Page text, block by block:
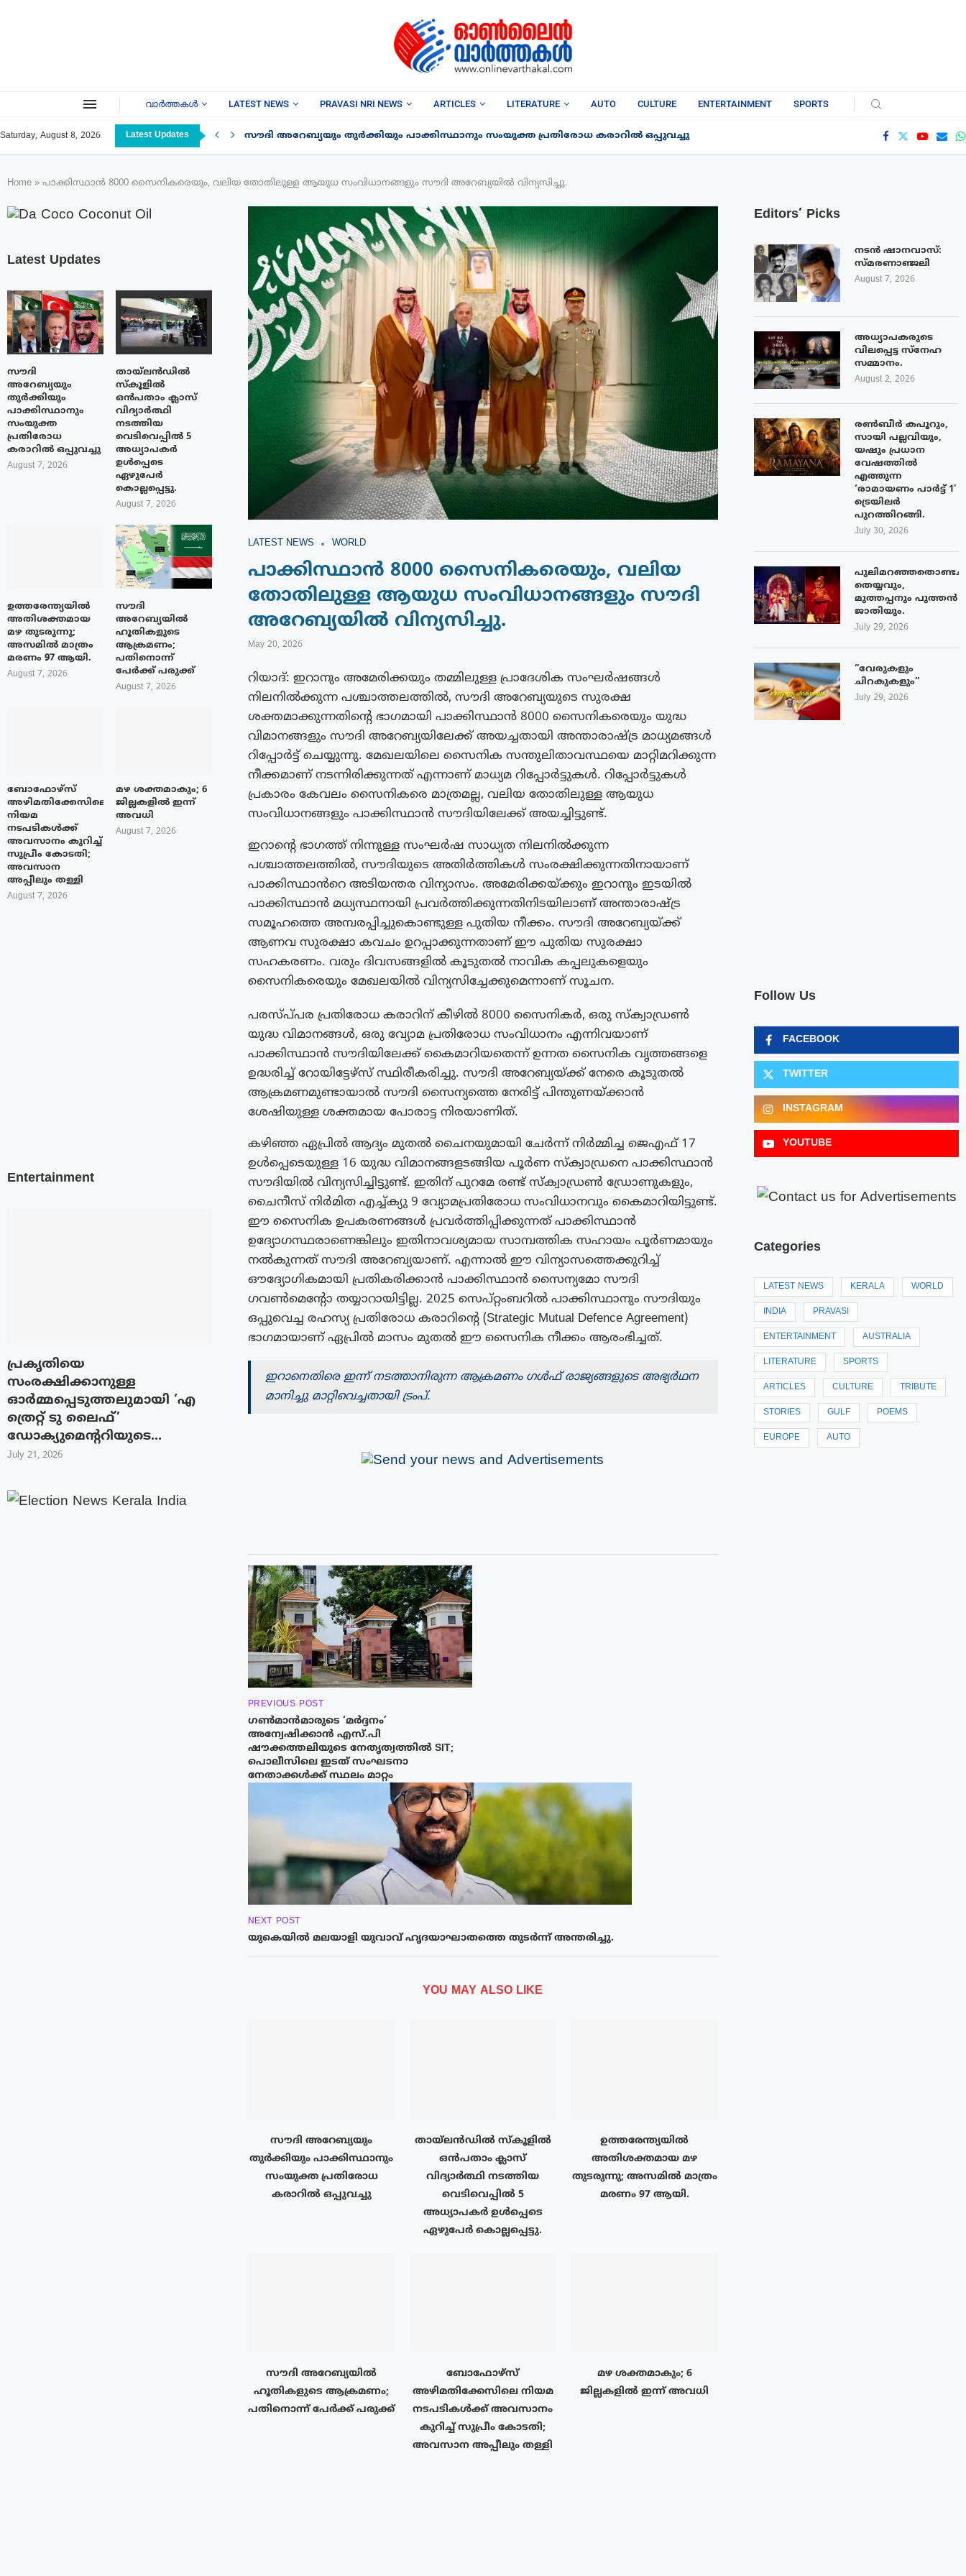
വാർത്തകൾ LATEST NEWS PRAVASI NRI NEWS ARTICLES LITERATURE AUTO CULTURE ENTERTAINMENT SPORTS
Saturday, August 8, 2026 Latest Updates സൗദി അറേബ്യയും തുർക്കിയും പാക്കിസ്ഥാനും സംയുക്ത പ്രതിരോധ കരാറിൽ ഒപ്പുവച്ചു
Home » പാക്കിസ്ഥാൻ 8000 സൈനികരെയും, വലിയ തോതിലുള്ള ആയുധ സംവിധാനങ്ങളും സൗദി അറേബ്യയിൽ വിന്യസിച്ചു.
LATEST NEWS WORLD
പാക്കിസ്ഥാൻ 8000 സൈനികരെയും, വലിയ
തോതിലുള്ള ആയുധ സംവിധാനങ്ങളും സൗദി
അറേബ്യയിൽ വിന്യസിച്ചു.
May 20, 2026
റിയാദ്: ഇറാനും അമേരിക്കയും തമ്മിലുള്ള പ്രാദേശിക സംഘർഷങ്ങൾ
നിലനിൽക്കുന്ന പശ്ചാത്തലത്തിൽ, സൗദി അറേബ്യയുടെ സുരക്ഷ
ശക്തമാക്കുന്നതിന്റെ ഭാഗമായി പാക്കിസ്ഥാൻ 8000 സൈനികരെയും യുദ്ധ
വിമാനങ്ങളും സൗദി അറേബ്യയിലേക്ക് അയച്ചതായി അന്താരാഷ്ട്ര മാധ്യമങ്ങൾ
റിപ്പോർട്ട് ചെയ്യുന്നു. മേഖലയിലെ സൈനിക സന്തുലിതാവസ്ഥയെ മാറ്റിമറിക്കുന്ന
നീക്കമാണ് നടന്നിരിക്കുന്നത് എന്നാണ് മാധ്യമ റിപ്പോർട്ടുകൾ. റിപ്പോർട്ടുകൾ
പ്രകാരം കേവലം സൈനികരെ മാത്രമല്ല, വലിയ തോതിലുള്ള ആയുധ
സംവിധാനങ്ങളും പാക്കിസ്ഥാൻ സൗദിയിലേക്ക് അയച്ചിട്ടുണ്ട്.
ഇറാന്റെ ഭാഗത്ത് നിന്നുള്ള സംഘർഷ സാധ്യത നിലനിൽക്കുന്ന
പശ്ചാത്തലത്തിൽ, സൗദിയുടെ അതിർത്തികൾ സംരക്ഷിക്കുന്നതിനായാണ്
പാക്കിസ്ഥാൻറെ അടിയന്തര വിന്യാസം. അമേരിക്കയ്ക്കും ഇറാനും ഇടയിൽ
പാക്കിസ്ഥാൻ മധ്യസ്ഥനായി പ്രവർത്തിക്കുന്നതിനിടയിലാണ് അന്താരാഷ്ട്ര
സമൂഹത്തെ അമ്പരപ്പിച്ചുകൊണ്ടുള്ള പുതിയ നീക്കം. സൗദി അറേബ്യയ്ക്ക്
ആണവ സുരക്ഷാ കവചം ഉറപ്പാക്കുന്നതാണ് ഈ പുതിയ സുരക്ഷാ
സഹകരണം. വരും ദിവസങ്ങളിൽ കൂടുതൽ നാവിക കപ്പലുകളെയും
സൈനികരെയും മേഖലയിൽ വിന്യസിച്ചേക്കുമെന്നാണ് സൂചന.
പരസ്പ്‌പര പ്രതിരോധ കരാറിന് കീഴിൽ 8000 സൈനികർ, ഒരു സ്‌ക്വാഡ്രൺ
യുദ്ധ വിമാനങ്ങൾ, ഒരു വ്യോമ പ്രതിരോധ സംവിധാനം എന്നിവയാണ്
പാക്കിസ്ഥാൻ സൗദിയിലേക്ക് കൈമാറിയതെന്ന് ഉന്നത സൈനിക വൃത്തങ്ങളെ
ഉദ്ധരിച്ച് റോയിട്ടേഴ്‌സ് സ്ഥിരീകരിച്ചു. സൗദി അറേബ്യയ്ക്ക് നേരെ കൂടുതൽ
ആക്രമണമുണ്ടായാൽ സൗദി സൈന്യത്തെ നേരിട്ട് പിന്തുണയ്ക്കാൻ
ശേഷിയുള്ള ശക്തമായ പോരാട്ട നിരയാണിത്.
കഴിഞ്ഞ ഏപ്രിൽ ആദ്യം മുതൽ ചൈനയുമായി ചേർന്ന് നിർമ്മിച്ച ജെഎഫ് 17
ഉൾപ്പെടെയുള്ള 16 യുദ്ധ വിമാനങ്ങളടങ്ങിയ പൂർണ സ്‌ക്വാഡ്രനെ പാക്കിസ്ഥാൻ
സൗദിയിൽ വിന്യസിച്ചിട്ടുണ്ട്. ഇതിന് പുറമേ രണ്ട് സ്ക്വാഡ്രൺ ഡ്രോണുകളും,
ചൈനീസ് നിർമിത എച്ച്ക്യു 9 വ്യോമപ്രതിരോധ സംവിധാനവും കൈമാറിയിട്ടുണ്ട്.
ഈ സൈനിക ഉപകരണങ്ങൾ പ്രവർത്തിപ്പിക്കുന്നത് പാക്കിസ്ഥാൻ
ഉദ്യോഗസ്ഥരാണെങ്കിലും ഇതിനാവശ്യമായ സാമ്പത്തിക സഹായം പൂർണമായും
നൽകുന്നത് സൗദി അറേബ്യയാണ്. എന്നാൽ ഈ വിന്യാസത്തെക്കുറിച്ച്
ഔദ്യോഗികമായി പ്രതികരിക്കാൻ പാക്കിസ്ഥാൻ സൈന്യമോ സൗദി
ഗവൺമെന്റോ തയ്യാറായിട്ടില്ല. 2025 സെപ്റ്റംബറിൽ പാക്കിസ്ഥാനും സൗദിയും
ഒപ്പുവെച്ച രഹസ്യ പ്രതിരോധ കരാറിന്റെ (Strategic Mutual Defence Agreement)
ഭാഗമായാണ് ഏപ്രിൽ മാസം മുതൽ ഈ സൈനിക നീക്കം ആരംഭിച്ചത്.
ഇറാനെതിരെ ഇന്ന് നടത്താനിരുന്ന ആക്രമണം ഗൾഫ് രാജ്യങ്ങളുടെ അഭ്യർഥന
മാനിച്ചു മാറ്റിവെച്ചതായി ട്രംപ്.
PREVIOUS POST
ഗൺമാൻമാരുടെ ‘മർദ്ദനം’
അന്വേഷിക്കാൻ എസ്.പി
ഷൗക്കത്തലിയുടെ നേതൃത്വത്തിൽ SIT;
പൊലീസിലെ ഇടത് സംഘടനാ
നേതാക്കൾക്ക് സ്ഥലം മാറ്റം
NEXT POST
യുകെയിൽ മലയാളി യുവാവ് ഹൃദയാഘാതത്തെ തുടര്‍ന്ന് അന്തരിച്ചു.
YOU MAY ALSO LIKE
സൗദി അറേബ്യയും
തുർക്കിയും പാക്കിസ്ഥാനും
സംയുക്ത പ്രതിരോധ
കരാറിൽ ഒപ്പുവച്ചു
തായ്‌ലൻഡിൽ സ്കൂളിൽ
ഒൻപതാം ക്ലാസ്
വിദ്യാർത്ഥി നടത്തിയ
വെടിവെപ്പിൽ 5
അധ്യാപകർ ഉൾപ്പെടെ
ഏഴുപേർ കൊല്ലപ്പെട്ടു.
ഉത്തരേന്ത്യയിൽ
അതിശക്തമായ മഴ
തുടരുന്നു; അസമിൽ മാത്രം
മരണം 97 ആയി.
സൗദി അറേബ്യയിൽ
ഹൂതികളുടെ ആക്രമണം;
പതിനൊന്ന് പേർക്ക് പരുക്ക്
ബോഫോഴ്‌സ്
അഴിമതിക്കേസിലെ നിയമ
നടപടികൾക്ക് അവസാനം
കുറിച്ച് സുപ്രീം കോടതി;
അവസാന അപ്പീലും തള്ളി
മഴ ശക്തമാകും; 6
ജില്ലകളിൽ ഇന്ന് അവധി
Editors’ Picks
നടൻ ഷാനവാസ്:
സ്മരണാഞ്ജലി
August 7, 2026
അധ്യാപകരുടെ
വിലപ്പെട്ട സ്നേഹ
സമ്മാനം.
August 2, 2026
രൺബീർ കപൂറും,
സായി പല്ലവിയും,
യഷും പ്രധാന
വേഷത്തിൽ
എത്തുന്ന
‘രാമായണം പാർട്ട് 1’
ട്രെയിലർ
പുറത്തിറങ്ങി.
July 30, 2026
തെയ്യവും,
മുത്തപ്പനും പുത്തൻ
ജാതിയും.
July 29, 2026
“വേരുകളും
ചിറകുകളും”
July 29, 2026
Follow Us
FACEBOOK
TWITTER
INSTAGRAM
YOUTUBE
Categories
LATEST NEWS KERALA WORLD
INDIA PRAVASI
ENTERTAINMENT AUSTRALIA
LITERATURE SPORTS
ARTICLES CULTURE TRIBUTE
STORIES GULF POEMS
EUROPE AUTO
Latest Updates
സൗദി
അറേബ്യയും
തുർക്കിയും
പാക്കിസ്ഥാനും
സംയുക്ത
പ്രതിരോധ
കരാറിൽ ഒപ്പുവച്ചു
August 7, 2026
തായ്‌ലൻഡിൽ
സ്കൂളിൽ
ഒൻപതാം ക്ലാസ്
വിദ്യാർത്ഥി
നടത്തിയ
വെടിവെപ്പിൽ 5
അധ്യാപകർ
ഉൾപ്പെടെ
ഏഴുപേർ
കൊല്ലപ്പെട്ടു.
August 7, 2026
ഉത്തരേന്ത്യയിൽ
അതിശക്തമായ
മഴ തുടരുന്നു;
അസമിൽ മാത്രം
മരണം 97 ആയി.
August 7, 2026
സൗദി
അറേബ്യയിൽ
ഹൂതികളുടെ
ആക്രമണം;
പതിനൊന്ന്
പേർക്ക് പരുക്ക്
August 7, 2026
ബോഫോഴ്‌സ്
അഴിമതിക്കേസിലെ
നിയമ
നടപടികൾക്ക്
അവസാനം കുറിച്ച്
സുപ്രീം കോടതി;
അവസാന
അപ്പീലും തള്ളി
August 7, 2026
മഴ ശക്തമാകും; 6
ജില്ലകളിൽ ഇന്ന്
അവധി
August 7, 2026
Entertainment
പ്രകൃതിയെ
സംരക്ഷിക്കാനുള്ള
ഓർമ്മപ്പെടുത്തലുമായി ‘എ
ത്രെറ്റ് ടു ലൈഫ്’
ഡോക്യുമെന്ററിയുടെ...
July 21, 2026